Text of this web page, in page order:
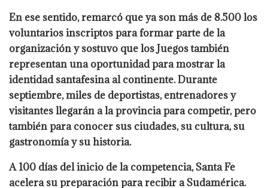
En ese sentido, remarcó que ya son más de 8.500 los
voluntarios inscriptos para formar parte de la
organización y sostuvo que los Juegos también
representan una oportunidad para mostrar la
identidad santafesina al continente. Durante
septiembre, miles de deportistas, entrenadores y
visitantes llegarán a la provincia para competir, pero
también para conocer sus ciudades, su cultura, su
gastronomía y su historia.
A 100 días del inicio de la competencia, Santa Fe
acelera su preparación para recibir a Sudamérica.